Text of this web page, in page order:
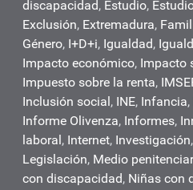
discapacidad, Estudio,
Exclusión, Extremadura,
Género, I+D+i, Igualdad,
Impacto económico, Impacto
Impuesto sobre la renta,
Inclusión social, INE, Infancia,
Informe Olivenza, Informes,
laboral, Internet, Investigación,
Legislación, Medio
con discapacidad, Niñas con